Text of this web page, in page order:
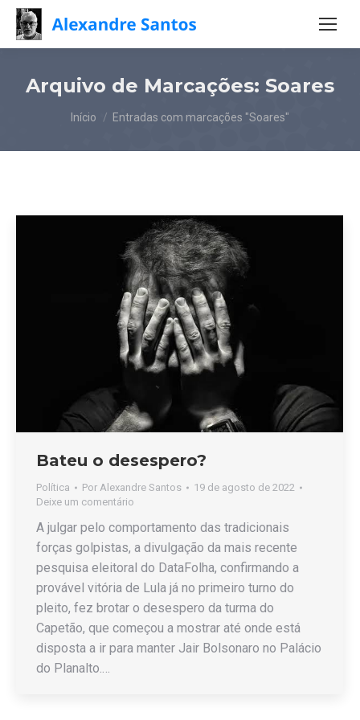
Arquivo de Marcações: Soares
Você está aqui:
Início Entradas com marcações "Soares"
Bateu o desespero?
Política Por Alexandre Santos
19 de agosto de 2022
Deixe um comentário
A julgar pelo comportamento das tradicionais
forças golpistas, a divulgação da mais recente
pesquisa eleitoral do DataFolha, confirmando a
provável vitória de Lula já no primeiro turno do
pleito, fez brotar o desespero da turma do
Capetão, que começou a mostrar até onde está
disposta a ir para manter Jair Bolsonaro no Palácio
do Planalto.…